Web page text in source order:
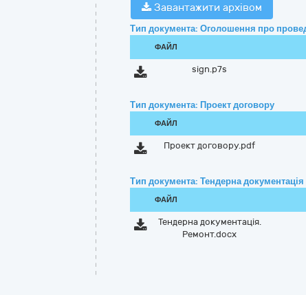
Завантажити архівом
Тип документа: Оголошення про
ФАЙЛ
sign.p7s
Тип документа: Проект договору
ФАЙЛ
Проект договору.pdf
Тип документа: Тендерна документація
ФАЙЛ
Тендерна документація.
Ремонт.docx